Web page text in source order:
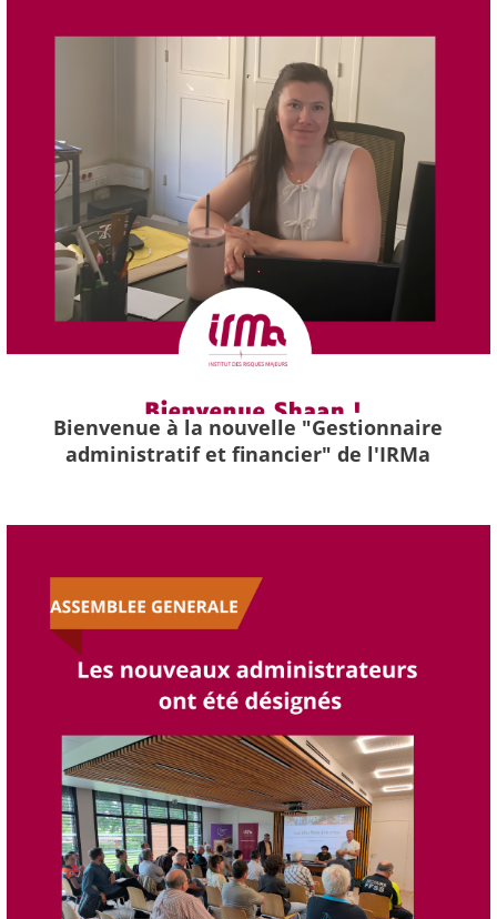
Bienvenue à la nouvelle "Gestionnaire
administratif et financier" de l'IRMa